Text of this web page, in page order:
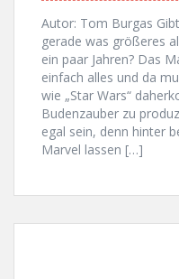
Autor: Tom Burgas
gerade was größeres
ein paar Jahren? Das
einfach alles und da
wie „Star Wars“
Budenzauber zu
egal sein, denn hinter
Marvel lassen […]